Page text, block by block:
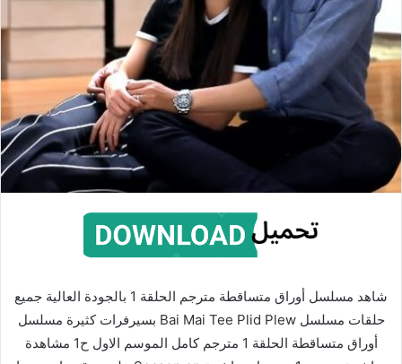
شاهد مسلسل أوراق متساقطة مترجم الحلقة 1 بالجودة العالية جميع
حلقات مسلسل Bai Mai Tee Plid Plew بسيرفرات كثيرة مسلسل
أوراق متساقطة الحلقة 1 مترجم كامل الموسم الاول ح1 مشاهدة